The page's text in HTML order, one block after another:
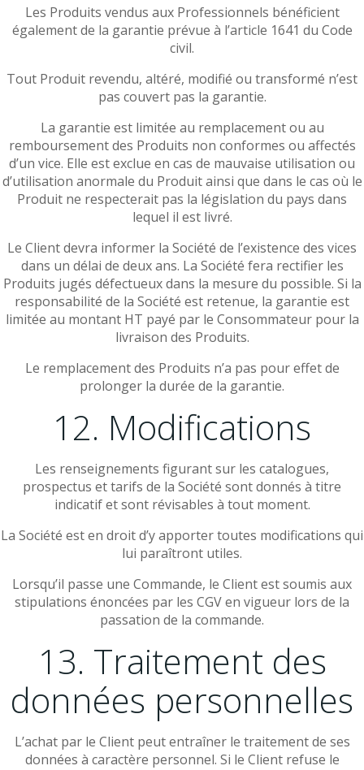
Les Produits vendus aux Professionnels bénéficient
également de la garantie prévue à l’article 1641 du Code
civil.
Tout Produit revendu, altéré, modifié ou transformé n’est
pas couvert pas la garantie.
La garantie est limitée au remplacement ou au
remboursement des Produits non conformes ou affectés
d’un vice. Elle est exclue en cas de mauvaise utilisation ou
d’utilisation anormale du Produit ainsi que dans le cas où le
Produit ne respecterait pas la législation du pays dans
lequel il est livré.
Le Client devra informer la Société de l’existence des vices
dans un délai de deux ans. La Société fera rectifier les
Produits jugés défectueux dans la mesure du possible. Si la
responsabilité de la Société est retenue, la garantie est
limitée au montant HT payé par le Consommateur pour la
livraison des Produits.
Le remplacement des Produits n’a pas pour effet de
prolonger la durée de la garantie.
12. Modifications
Les renseignements figurant sur les catalogues,
prospectus et tarifs de la Société sont donnés à titre
indicatif et sont révisables à tout moment.
La Société est en droit d’y apporter toutes modifications qui
lui paraîtront utiles.
Lorsqu’il passe une Commande, le Client est soumis aux
stipulations énoncées par les CGV en vigueur lors de la
passation de la commande.
13. Traitement des
données personnelles
L’achat par le Client peut entraîner le traitement de ses
données à caractère personnel. Si le Client refuse le